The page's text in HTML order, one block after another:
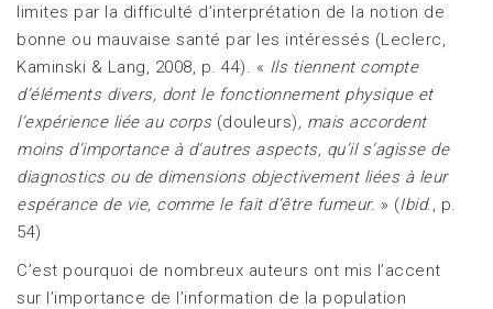
limites par la difficulté d’interprétation de la notion de
bonne ou mauvaise santé par les intéressés (Leclerc,
Kaminski & Lang, 2008, p. 44). « Ils tiennent compte
d’éléments divers, dont le fonctionnement physique et
l’expérience liée au corps (douleurs), mais accordent
moins d’importance à d’autres aspects, qu’il s’agisse de
diagnostics ou de dimensions objectivement liées à leur
espérance de vie, comme le fait d’être fumeur. » (Ibid., p.
54)
C’est pourquoi de nombreux auteurs ont mis l’accent
sur l’importance de l’information de la population